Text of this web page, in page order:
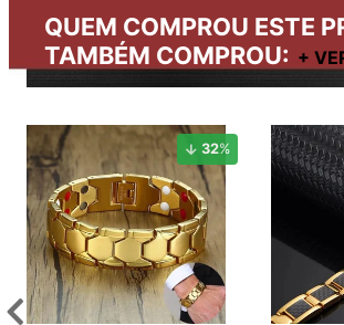
QUEM COMPROU ESTE
TAMBÉM COMPROU:
32%